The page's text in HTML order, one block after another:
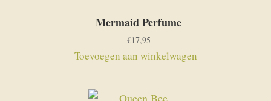
Mermaid Perfume
€17,95
Toevoegen aan winkelwagen